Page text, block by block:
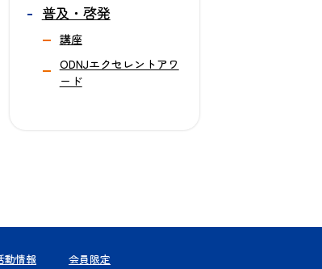
普及・啓発
講座
ODNJエクセレントアワ
ード
動情報
会員限定